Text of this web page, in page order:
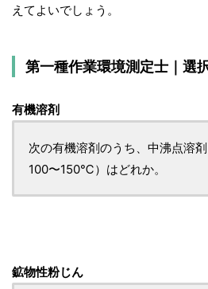
えてよいでしょう。
第一種作業環境測定士｜選
有機溶剤
次の有機溶剤のうち、中沸点溶
100〜150℃）はどれか。
鉱物性粉じん